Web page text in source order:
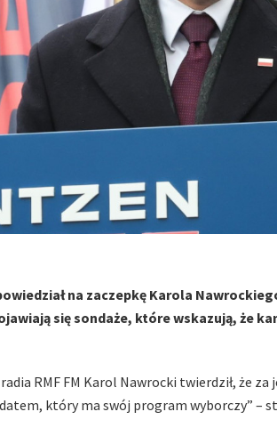
na zaczepkę Karola
się sondaże, które wskazują, że
RMF FM Karol Nawrocki twierdził, że
który ma swój program wyborczy” –